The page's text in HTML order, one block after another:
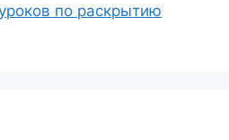
по раскрытию